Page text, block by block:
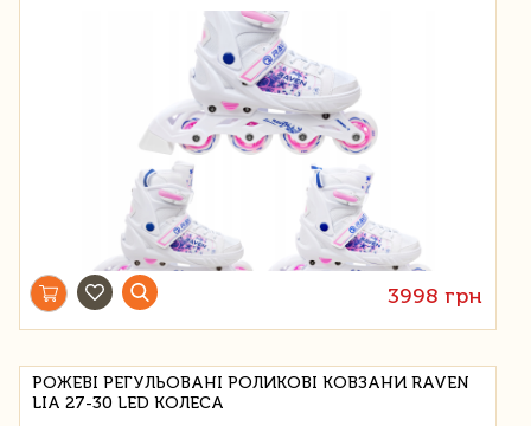
3998 грн
РОЖЕВІ РЕГУЛЬОВАНІ РОЛИКОВІ КОВЗАНИ RAVEN
LIA 27-30 LED КОЛЕСА